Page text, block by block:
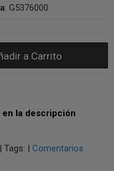
: G5376000
a Carrito
la descripción
| Tags: | Comentarios